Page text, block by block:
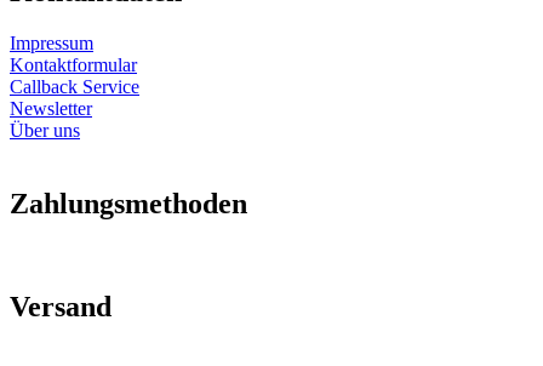
Impressum
Kontaktformular
Callback Service
Newsletter
Über uns
Zahlungsmethoden
Versand